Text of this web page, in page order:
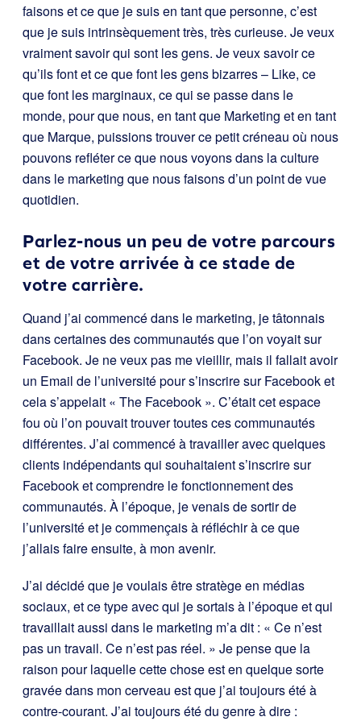
faisons et ce que je suis en tant que personne, c’est
que je suis intrinsèquement très, très curieuse. Je veux
vraiment savoir qui sont les gens. Je veux savoir ce
qu’ils font et ce que font les gens bizarres – Like, ce
que font les marginaux, ce qui se passe dans le
monde, pour que nous, en tant que Marketing et en tant
que Marque, puissions trouver ce petit créneau où nous
pouvons refléter ce que nous voyons dans la culture
dans le marketing que nous faisons d’un point de vue
quotidien.
Parlez-nous un peu de votre parcours
et de votre arrivée à ce stade de
votre carrière.
Quand j’ai commencé dans le marketing, je tâtonnais
dans certaines des communautés que l’on voyait sur
Facebook. Je ne veux pas me vieillir, mais il fallait avoir
un Email de l’université pour s’inscrire sur Facebook et
cela s’appelait « The Facebook ». C’était cet espace
fou où l’on pouvait trouver toutes ces communautés
différentes. J’ai commencé à travailler avec quelques
clients indépendants qui souhaitaient s’inscrire sur
Facebook et comprendre le fonctionnement des
communautés. À l’époque, je venais de sortir de
l’université et je commençais à réfléchir à ce que
j’allais faire ensuite, à mon avenir.
J’ai décidé que je voulais être stratège en médias
sociaux, et ce type avec qui je sortais à l’époque et qui
travaillait aussi dans le marketing m’a dit : « Ce n’est
pas un travail. Ce n’est pas réel. » Je pense que la
raison pour laquelle cette chose est en quelque sorte
gravée dans mon cerveau est que j’ai toujours été à
contre-courant. J’ai toujours été du genre à dire :